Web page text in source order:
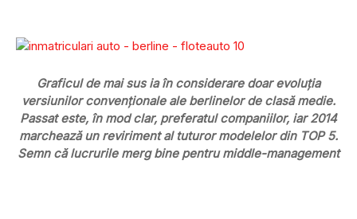
Graficul de mai sus ia în considerare doar evoluția
versiunilor convenționale ale berlinelor de clasă medie.
Passat este, în mod clar, preferatul companiilor, iar 2014
marchează un reviriment al tuturor modelelor din TOP 5.
Semn că lucrurile merg bine pentru middle-management